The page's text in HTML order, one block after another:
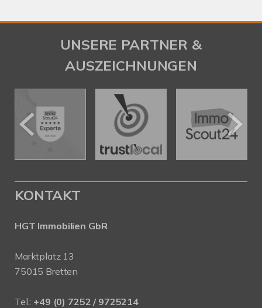
UNSERE PARTNER &
AUSZEICHNUNGEN
KONTAKT
HGT Immobilien GbR
Marktplatz 13
75015 Bretten
Tel.: +49 (0) 7252 / 9725214